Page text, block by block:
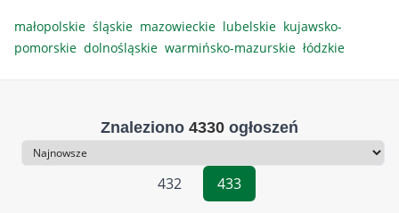
małopolskie śląskie mazowieckie lubelskie kujawsko-
pomorskie dolnośląskie warmińsko-mazurskie łódzkie
Znaleziono 4330 ogłoszeń
Sortowanie
432
433